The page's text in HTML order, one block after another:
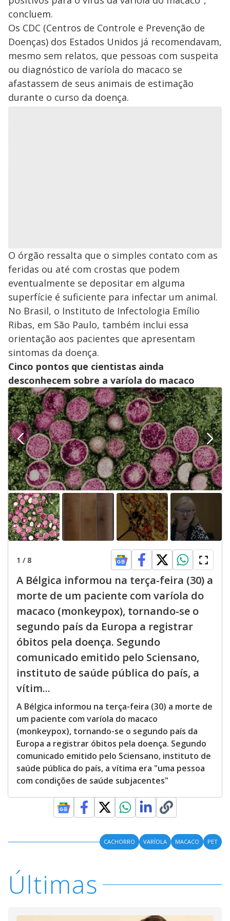
concluem.
Os CDC (Centros de Controle e Prevenção de
Doenças) dos Estados Unidos já recomendavam,
mesmo sem relatos, que pessoas com suspeita
ou diagnóstico de varíola do macaco se
afastassem de seus animais de estimação
durante o curso da doença.
O órgão ressalta que o simples contato com as
feridas ou até com crostas que podem
eventualmente se depositar em alguma
superfície é suficiente para infectar um animal.
No Brasil, o Instituto de Infectologia Emílio
Ribas, em São Paulo, também inclui essa
orientação aos pacientes que apresentam
sintomas da doença.
Cinco pontos que cientistas ainda
desconhecem sobre a varíola do macaco
1 / 8
A Bélgica informou na terça-feira (30) a
morte de um paciente com varíola do
macaco (monkeypox), tornando-se o
segundo país da Europa a registrar
óbitos pela doença. Segundo
comunicado emitido pelo Sciensano,
instituto de saúde pública do país, a
vítim...
A Bélgica informou na terça-feira (30) a morte de
um paciente com varíola do macaco
(monkeypox), tornando-se o segundo país da
Europa a registrar óbitos pela doença. Segundo
comunicado emitido pelo Sciensano, instituto de
saúde pública do país, a vítima era "uma pessoa
com condições de saúde subjacentes"
CACHORRO VARÍOLA MACACO PET
Últimas